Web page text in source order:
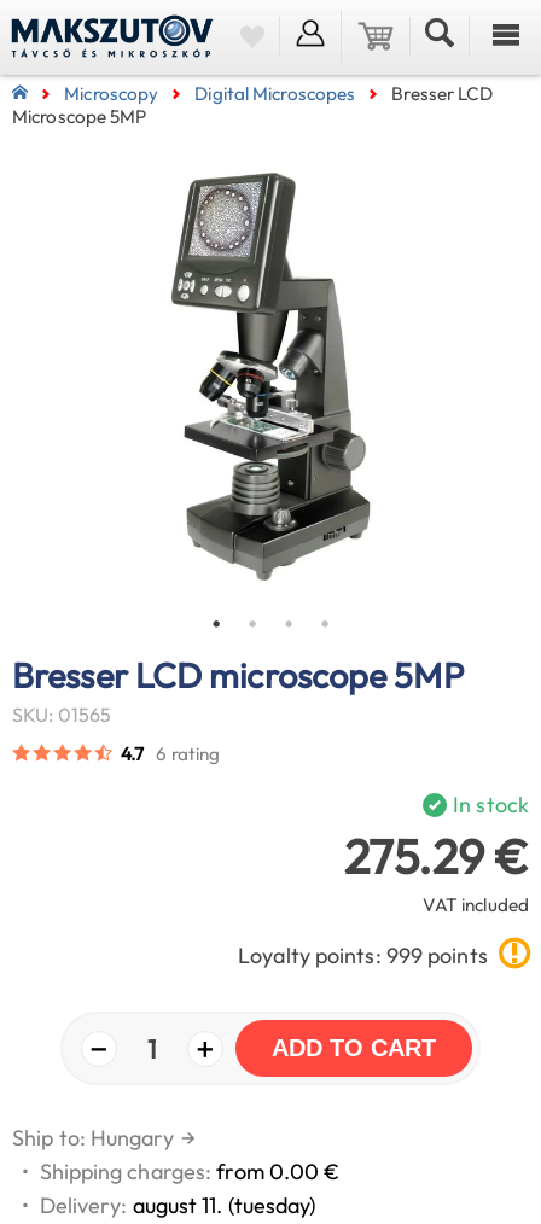
Microscopy Digital Microscopes
Bresser LCD
Microscope 5MP
Bresser LCD microscope 5MP
SKU: 01565
4.7 6 rating
In stock
275.29 €
VAT included
Loyalty points: 999 points
− 1 + ADD TO CART
Ship to: Hungary →
• Shipping charges:from 0.00 €
• Delivery: august 11. (tuesday)